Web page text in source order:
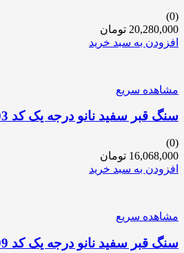
(0)
20,280,000 تومان
افزودن به سبد خرید
مشاهده سریع
سنگ قبر سفید نانو درجه یک کد 203
(0)
16,068,000 تومان
افزودن به سبد خرید
مشاهده سریع
سنگ قبر سفید نانو درجه یک کد 209